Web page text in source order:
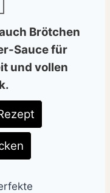
Brötchen
Sauce für
und vollen